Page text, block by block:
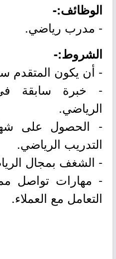
الوظائف:-
- مدرب رياضي.
الشروط:-
- أن يكون المتقدم
- خبرة سابقة
الرياضي.
- الحصول على
التدريب الرياضي.
- الشغف بمجال
- مهارات تواصل
التعامل مع العملاء.